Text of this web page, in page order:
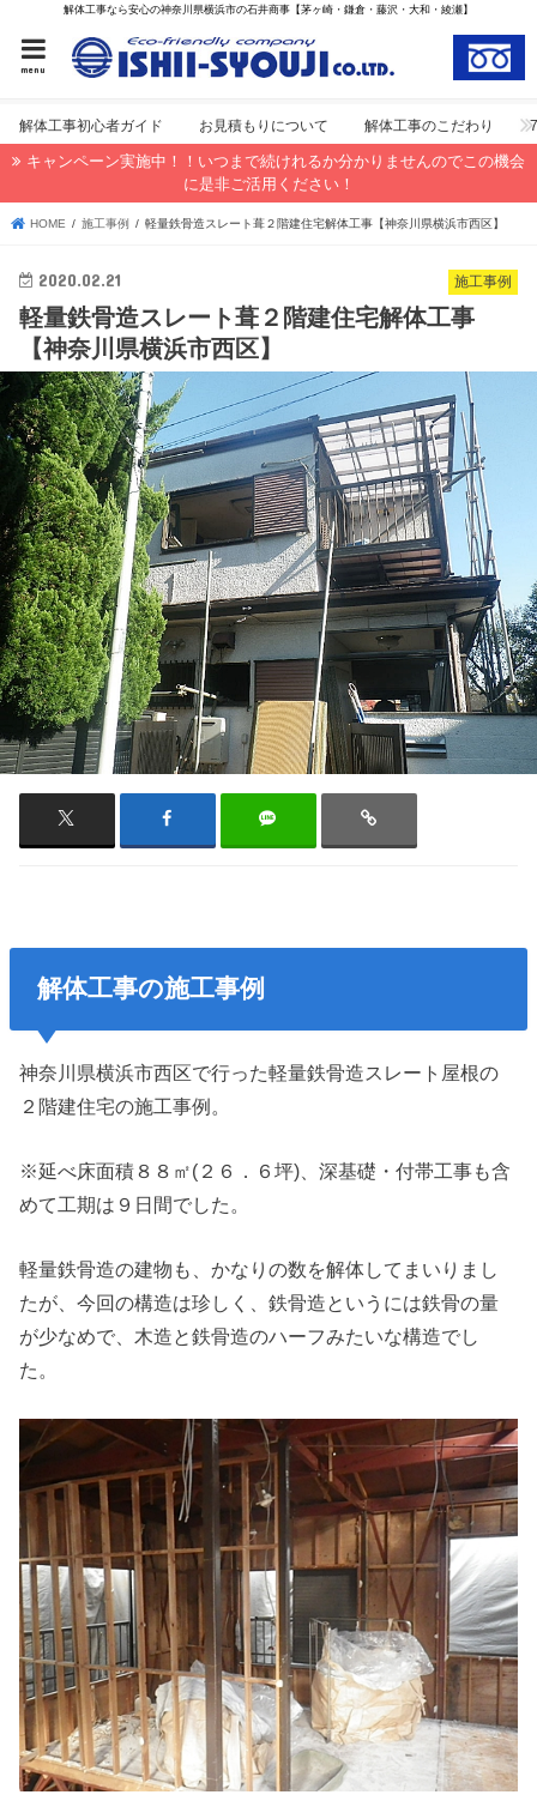
解体工事なら安心の神奈川県横浜市の石井商事【茅ヶ崎・鎌倉・藤沢・大和・綾瀬】
menu
解体工事初心者ガイド お見積もりについて 解体工事のこだわり
キャンペーン実施中！！いつまで続けれるか分かりませんのでこの機会
に是非ご活用ください！
HOME 施工事例 軽量鉄骨造スレート葺２階建住宅解体工事【神奈川県横浜市西区】
施工事例
2020.02.21
軽量鉄骨造スレート葺２階建住宅解体工事
【神奈川県横浜市西区】
解体工事の施工事例
神奈川県横浜市西区で行った軽量鉄骨造スレート屋根の
２階建住宅の施工事例。
※延べ床面積８８㎡(２６．６坪)、深基礎・付帯工事も含
めて工期は９日間でした。
軽量鉄骨造の建物も、かなりの数を解体してまいりまし
たが、今回の構造は珍しく、鉄骨造というには鉄骨の量
が少なめで、木造と鉄骨造のハーフみたいな構造でし
た。